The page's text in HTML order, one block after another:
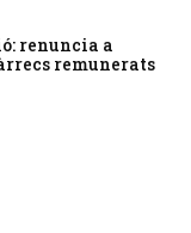
renuncia a
remunerats